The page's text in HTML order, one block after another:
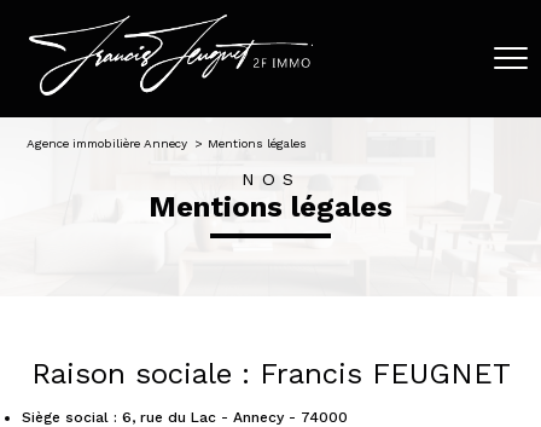
Agence immobilière Annecy Mentions légales
NOS
mentions légales
Raison sociale : Francis FEUGNET
Siège social : 6, rue du Lac - Annecy - 74000